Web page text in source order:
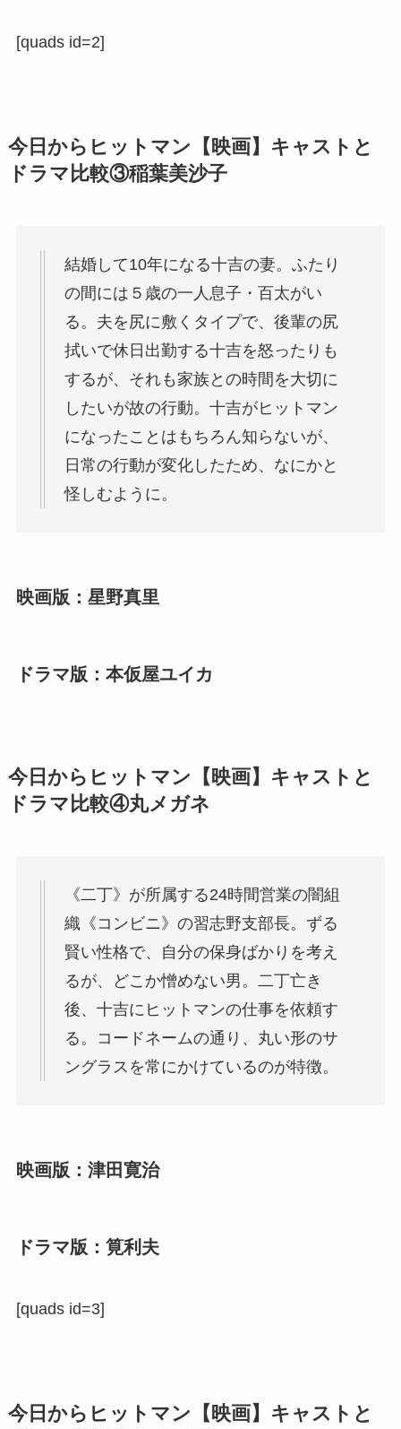
[quads id=2]
今日からヒットマン【映画】キャストと
ドラマ比較③稲葉美沙子
結婚して10年になる十吉の妻。ふたり
の間には５歳の一人息子・百太がい
る。夫を尻に敷くタイプで、後輩の尻
拭いで休日出勤する十吉を怒ったりも
するが、それも家族との時間を大切に
したいが故の行動。十吉がヒットマン
になったことはもちろん知らないが、
日常の行動が変化したため、なにかと
怪しむように。
映画版：星野真里
ドラマ版：本仮屋ユイカ
今日からヒットマン【映画】キャストと
ドラマ比較④丸メガネ
《二丁》が所属する24時間営業の闇組
織《コンビニ》の習志野支部長。ずる
賢い性格で、自分の保身ばかりを考え
るが、どこか憎めない男。二丁亡き
後、十吉にヒットマンの仕事を依頼す
る。コードネームの通り、丸い形のサ
ングラスを常にかけているのが特徴。
映画版：津田寛治
ドラマ版：筧利夫
[quads id=3]
今日からヒットマン【映画】キャストと